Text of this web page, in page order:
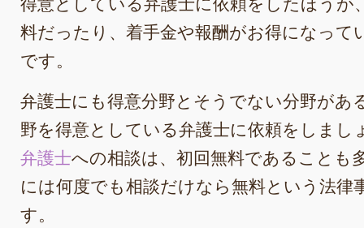
料だったり、着手金や報酬がお得になって
です。
弁護士にも得意分野とそうでない分野があ
野を得意としている弁護士に依頼をしまし
弁護士への相談は、初回無料であることも
には何度でも相談だけなら無料という法律
す。